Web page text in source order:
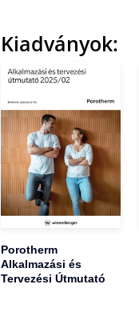
Kiadványok:
Porotherm
Alkalmazási és
Tervezési Útmutató